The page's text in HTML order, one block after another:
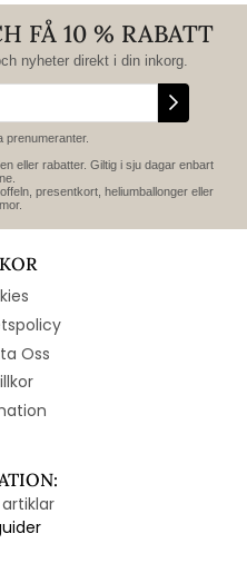
FÅ 10 % RABATT
nyheter direkt i din inkorg.
prenumeranter.
eller rabatter. Giltig i sju dagar enbart
presentkort, heliumballonger eller
Oss